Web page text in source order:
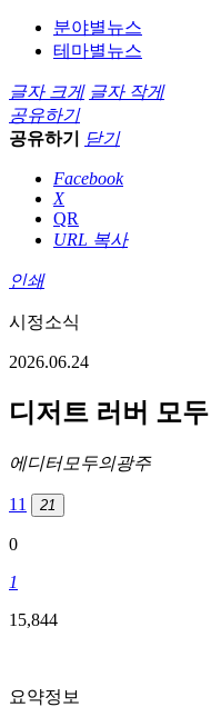
분야별뉴스
테마별뉴스
글자 크게 글자 작게
공유하기
공유하기
닫기
Facebook
X
QR
URL 복사
인쇄
시정소식
2026.06.24
디저트 러버 모
에디터모두의광주
11 21
0
1
15,844
요약정보